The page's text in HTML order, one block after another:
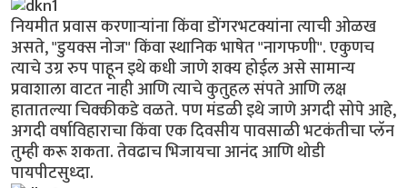
नियमीत प्रवास करणार्‍यांना किंवा डोंगरभटक्यांना त्याची ओळख
असते, "डुयक्स नोज" किंवा स्थानिक भाषेत "नागफणी". एकुणच
त्याचे उग्र रुप पाहून इथे कधी जाणे शक्य होईल असे सामान्य
प्रवाशाला वाटत नाही आणि त्याचे कुतुहल संपते आणि लक्ष
हातातल्या चिक्कीकडे वळते. पण मंडळी इथे जाणे अगदी सोपे आहे,
अगदी वर्षाविहाराचा किंवा एक दिवसीय पावसाळी भटकंतीचा प्लॅन
तुम्ही करू शकता. तेवढाच भिजायचा आनंद आणि थोडी
पायपीटसुध्दा.